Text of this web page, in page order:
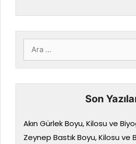
için
ara
Son
Akın Gürlek Boyu, Kilosu ve
Zeynep Bastık Boyu, Kilosu ve